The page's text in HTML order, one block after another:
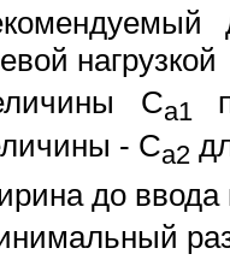
нагрузкой
Ca1
- Ca2
до ввода